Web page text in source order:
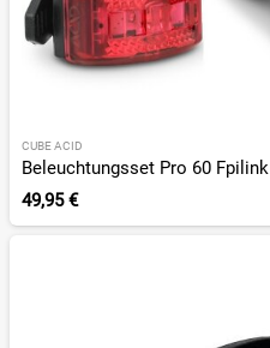
CUBE ACID
Beleuchtungsset Pro 60 Fpilink
49,95 €